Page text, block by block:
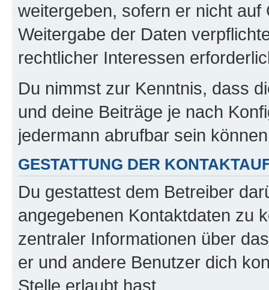
weitergeben, sofern er nicht
Weitergabe der Daten
rechtlicher Interessen
Du nimmst zur Kenntnis, dass
und deine Beiträge je nach
jedermann abrufbar sein
GESTATTUNG DER
Du gestattest dem Betreiber
angegebenen Kontaktdaten zu
zentraler Informationen über
er und andere Benutzer dich
Stelle erlaubt hast.